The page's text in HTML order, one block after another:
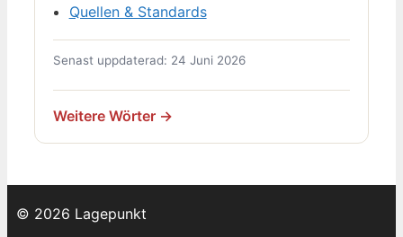
Quellen & Standards
Senast uppdaterad: 24 Juni 2026
Weitere Wörter →
© 2026 Lagepunkt